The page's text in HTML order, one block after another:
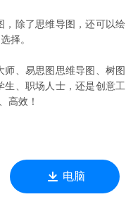
除了思维导图，还可以绘
择。
、易思图思维导图、树图
、职场人士，还是创意工
高效！
电脑